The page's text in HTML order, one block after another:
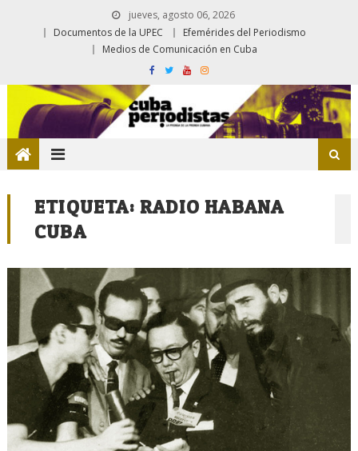
jueves, agosto 06, 2026
Documentos de la UPEC
Efemérides del Periodismo
Medios de Comunicación en Cuba
ETIQUETA: RADIO HABANA
CUBA